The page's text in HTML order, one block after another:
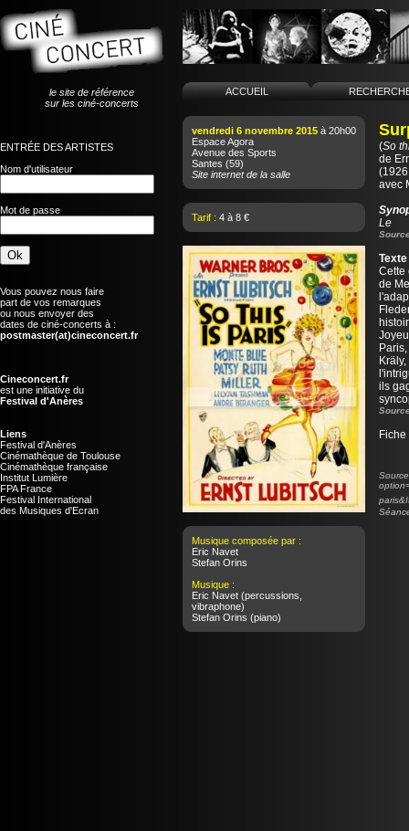
le site de référence
sur les ciné-concerts
ENTRÉE DES ARTISTES
Nom d'utilisateur
Mot de passe
Vous pouvez nous faire
part de vos remarques
ou nous envoyer des
dates de ciné-concerts à :
postmaster(at)cineconcert.fr
Cineconcert.fr
est une initiative du
Festival d'Anères
Liens
Festival d'Anères
Cinémathèque de Toulouse
Cinémathèque française
Institut Lumière
FPA France
Festival International
des Musiques d'Ecran
ACCUEIL
vendredi 6 novembre 2015 à 20h00
Espace Agora
Avenue des Sports
Santes (59)
Site internet de la salle
Tarif : 4 à 8 €
Musique composée par :
Eric Navet
Stefan Orins
Musique :
Eric Navet (percussions,
vibraphone)
Stefan Orins (piano)
(So
de
avec
Le
Cette
de
ils